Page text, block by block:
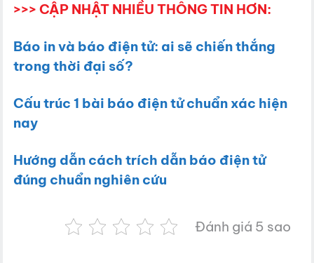
>>> CẬP NHẬT NHIỀU THÔNG TIN HƠN:
Báo in và báo điện tử: ai sẽ chiến thắng
trong thời đại số?
Cấu trúc 1 bài báo điện tử chuẩn xác hiện
nay
Hướng dẫn cách trích dẫn báo điện tử
đúng chuẩn nghiên cứu
Đánh giá 5 sao